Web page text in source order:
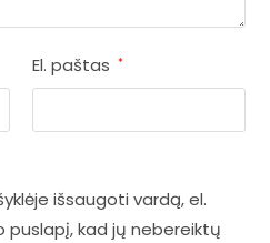
El. paštas *
išsaugoti vardą, el.
kad jų nebereiktų